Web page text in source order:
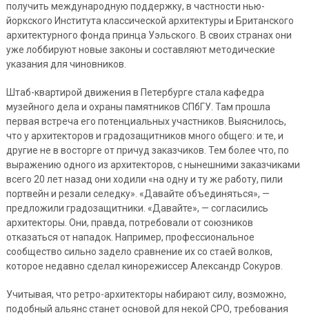
получить международную поддержку, в частности нью-
йоркского Института классической архитектуры и Британского
архитектурного фонда принца Уэльского. В своих странах они
уже лоббируют новые законы и составляют методические
указания для чиновников.
Штаб-квартирой движения в Петербурге стала кафедра
музейного дела и охраны памятников СПбГУ. Там прошла
первая встреча его потенциальных участников. Выяснилось,
что у архитекторов и градозащитников много общего: и те, и
другие не в восторге от причуд заказчиков. Тем более что, по
выражению одного из архитекторов, с нынешними заказчиками
всего 20 лет назад они ходили «на одну и ту же работу, пили
портвейн и резали селедку». «Давайте объединяться», —
предложили градозащитники. «Давайте», — согласились
архитекторы. Они, правда, потребовали от союзников
отказаться от нападок. Например, профессиональное
сообщество сильно задело сравнение их со стаей волков,
которое недавно сделал кинорежиссер Александр Сокуров.
Учитывая, что ретро-архитекторы набирают силу, возможно,
подобный альянс станет основой для некой СРО, требования